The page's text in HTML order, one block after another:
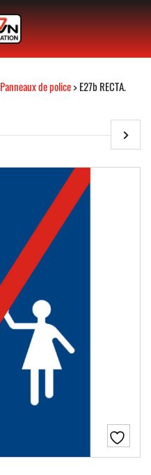
Panneaux de police> E27b RECTA.